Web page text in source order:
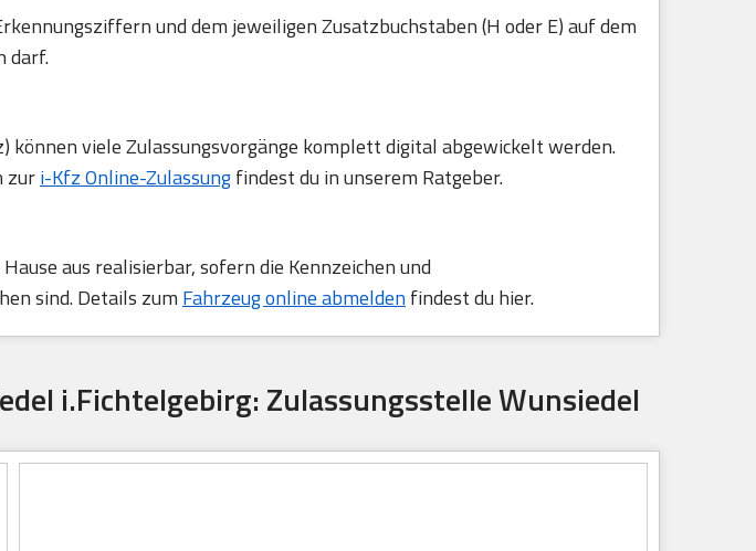
und dem jeweiligen Zusatzbuchstaben (H oder E) auf dem
darf.
viele Zulassungsvorgänge komplett digital abgewickelt werden.
zuri-Kfz Online-Zulassungfindest du in unserem Ratgeber.
aus realisierbar, sofern die Kennzeichen und
sind. Details zum Fahrzeug online abmeldenfindest du hier.
i.Fichtelgebirg: Zulassungsstelle Wunsiedel